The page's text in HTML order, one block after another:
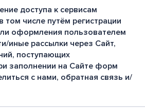
доступа к сервисам
том числе путём регистрации
оформления пользователем
иные рассылки через Сайт,
поступающих
заполнении на Сайте форм
с нами, обратная связь и/